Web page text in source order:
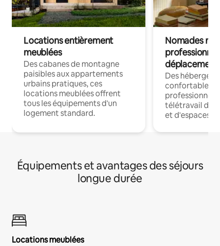
Locations entièrement
meublées
Des cabanes de montagne
paisibles aux appartements
urbains pratiques, ces
locations meublées offrent
tous les équipements d'un
logement standard.
Nomades
déplacement
Des
confortables
professionnels
télétravail
et d'espaces
Équipements et avantages des séjours
longue durée
Locations meublées